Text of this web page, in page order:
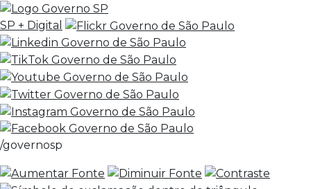
SP + Digital
/governosp